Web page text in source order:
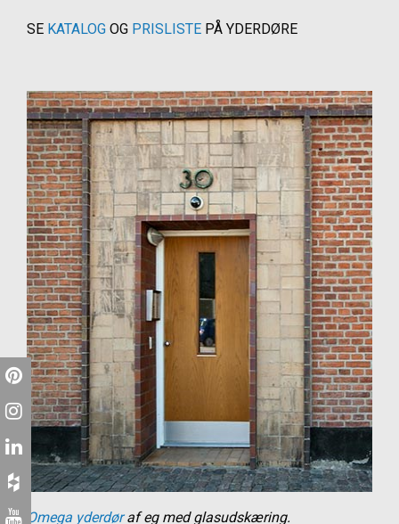
SE KATALOG OG PRISLISTE PÅ YDERDØRE
Omega yderdøraf eg med glasudskæring.